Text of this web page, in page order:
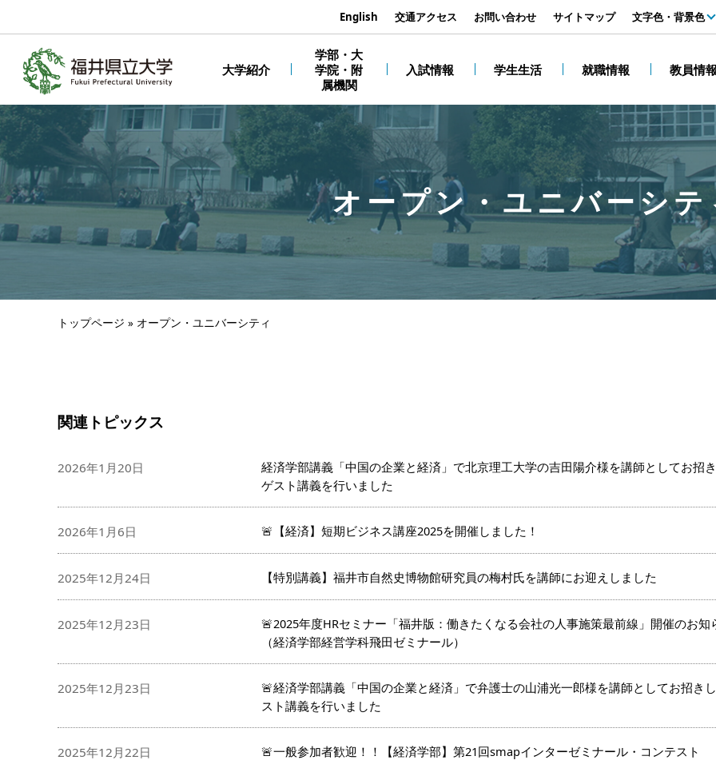
大学紹介
学部・大
学院・附
属機関
入試情報 学生生活 就職情報 教員情報
English 交通アクセス お問い合わせ サイトマップ 文字色・背景色
黒
オープン・ユニバーシテ
トップページ » オープン・ユニバーシティ
関連トピックス
2026年1月20日
経済学部講義「中国の企業と経済」で北京理工大学の吉田陽介様を講師としてお招
ゲスト講義を行いました
2026年1月6日 🚨【経済】短期ビジネス講座2025を開催しました！
2025年12月24日 【特別講義】福井市自然史博物館研究員の梅村氏を講師にお迎えしました
2025年12月23日
🚨2025年度HRセミナー「福井版：働きたくなる会社の人事施策最前線」開催のお知
（経済学部経営学科飛田ゼミナール）
2025年12月23日
🚨経済学部講義「中国の企業と経済」で弁護士の山浦光一郎様を講師としてお招き
スト講義を行いました
2025年12月22日 🚨一般参加者歓迎！！【経済学部】第21回smapインターゼミナール・コンテスト